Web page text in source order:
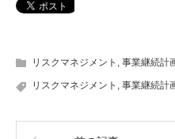
リスクマネジメント , 事業継続計
リスクマネジメント , 事業継続計